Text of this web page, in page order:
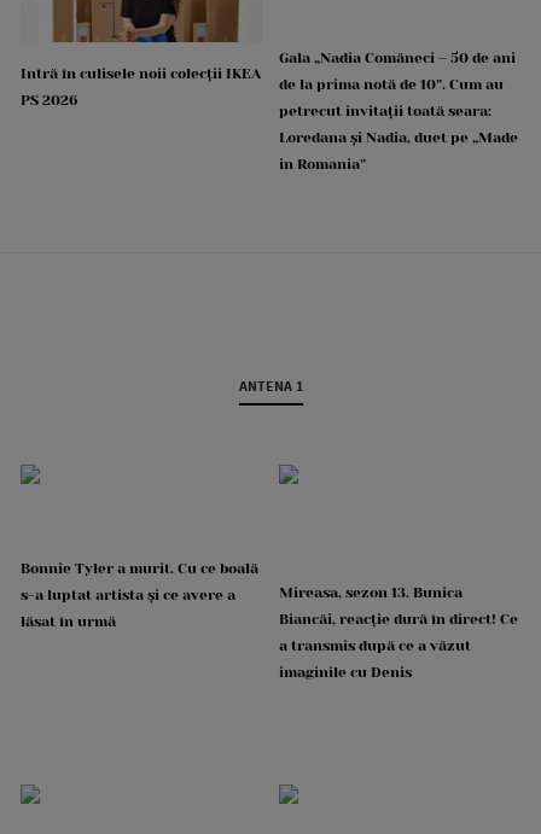
Intră în culisele noii colecții IKEA
PS 2026
Gala „Nadia Comăneci – 50 de ani
de la prima notă de 10”. Cum au
petrecut invitații toată seara:
Loredana și Nadia, duet pe „Made
in Romania”
ANTENA 1
Bonnie Tyler a murit. Cu ce boală
s-a luptat artista și ce avere a
lăsat în urmă
Mireasa, sezon 13. Bunica
Biancăi, reacție dură în direct! Ce
a transmis după ce a văzut
imaginile cu Denis